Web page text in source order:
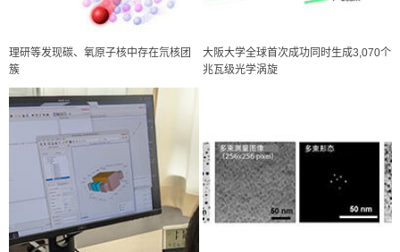
理研等发现碳、氧原子核中存在氘核团
簇
大阪大学全球首次成功同时生成3,070个
兆瓦级光学涡旋